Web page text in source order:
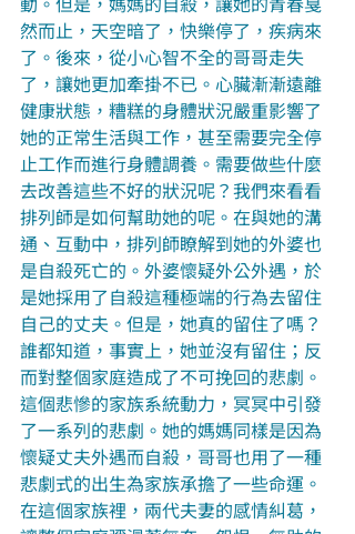
然而止，天空暗了，快樂停了，疾病來
了。後來，從小心智不全的哥哥走失
了，讓她更加牽掛不已。心臟漸漸遠離
健康狀態，糟糕的身體狀況嚴重影響了
她的正常生活與工作，甚至需要完全停
止工作而進行身體調養。需要做些什麼
去改善這些不好的狀況呢？我們來看看
排列師是如何幫助她的呢。在與她的溝
通、互動中，排列師瞭解到她的外婆也
是自殺死亡的。外婆懷疑外公外遇，於
是她採用了自殺這種極端的行為去留住
自己的丈夫。但是，她真的留住了嗎？
誰都知道，事實上，她並沒有留住；反
而對整個家庭造成了不可挽回的悲劇。
這個悲慘的家族系統動力，冥冥中引發
了一系列的悲劇。她的媽媽同樣是因為
懷疑丈夫外遇而自殺，哥哥也用了一種
悲劇式的出生為家族承擔了一些命運。
在這個家族裡，兩代夫妻的感情糾葛，